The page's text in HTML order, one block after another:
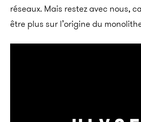
réseaux. Mais restez avec nous,
être plus sur l’origine du